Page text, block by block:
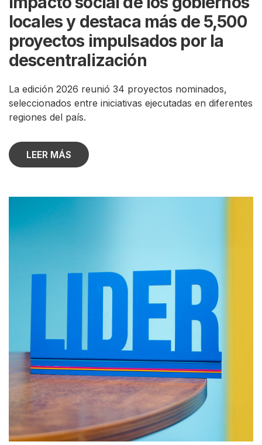
locales y destaca más de 5,500
proyectos impulsados por la
descentralización
La edición 2026 reunió 34 proyectos nominados,
seleccionados entre iniciativas ejecutadas en diferentes
regiones del país.
LEER MÁS